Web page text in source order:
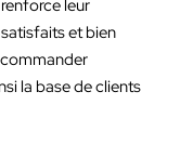
leur
et bien
la base de clients